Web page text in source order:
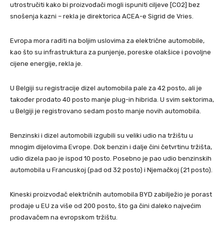
utrostručiti kako bi proizvođači mogli ispuniti ciljeve [CO2] bez
snošenja kazni – rekla je direktorica ACEA-e Sigrid de Vries.
Evropa mora raditi na boljim uslovima za električne automobile,
kao što su infrastruktura za punjenje, poreske olakšice i povoljne
cijene energije, rekla je.
U Belgiji su registracije dizel automobila pale za 42 posto, ali je
također prodato 40 posto manje plug-in hibrida. U svim sektorima,
u Belgiji je registrovano sedam posto manje novih automobila.
Benzinski i dizel automobili izgubili su veliki udio na tržištu u
mnogim dijelovima Evrope. Dok benzin i dalje čini četvrtinu tržišta,
udio dizela pao je ispod 10 posto. Posebno je pao udio benzinskih
automobila u Francuskoj (pad od 32 posto) i Njemačkoj (21 posto).
Kineski proizvođač električnih automobila BYD zabilježio je porast
prodaje u EU za više od 200 posto, što ga čini daleko najvećim
prodavačem na evropskom tržištu.